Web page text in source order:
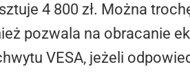
4 800 zł. Można
pozwala na obracanie
VESA, jeżeli